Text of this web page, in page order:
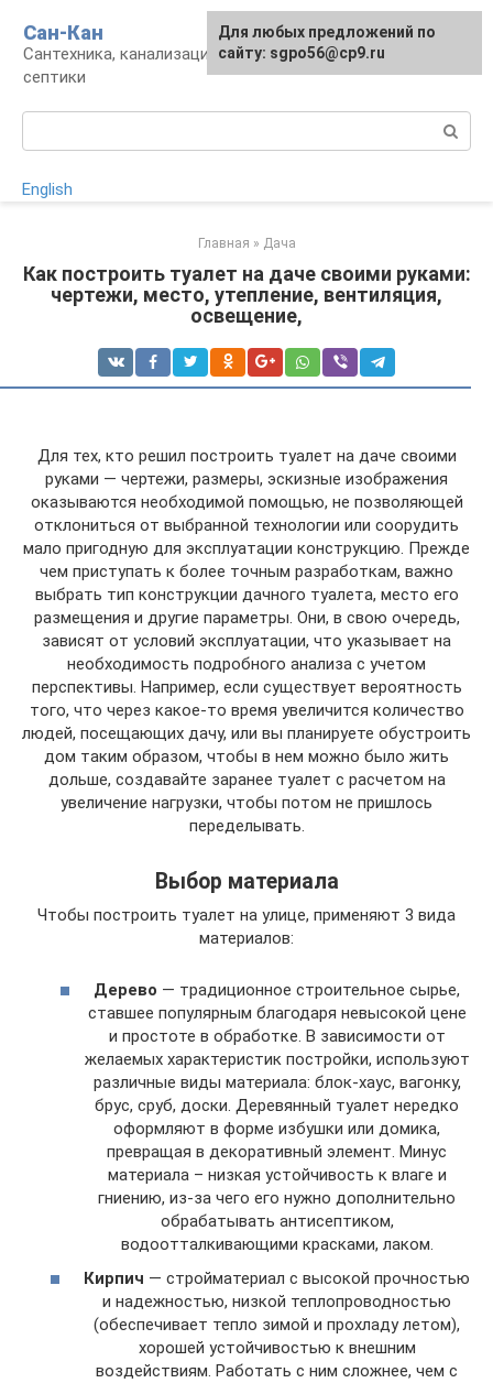
контенту
Сан-Кан
Сантехника, канализация, водопровод,
септики
English
Главная » Дача
Как построить туалет на даче своими руками:
чертежи, место, утепление, вентиляция,
освещение,
Для тех, кто решил построить туалет на даче своими
руками — чертежи, размеры, эскизные изображения
оказываются необходимой помощью, не позволяющей
отклониться от выбранной технологии или соорудить
мало пригодную для эксплуатации конструкцию. Прежде
чем приступать к более точным разработкам, важно
выбрать тип конструкции дачного туалета, место его
размещения и другие параметры. Они, в свою очередь,
зависят от условий эксплуатации, что указывает на
необходимость подробного анализа с учетом
перспективы. Например, если существует вероятность
того, что через какое-то время увеличится количество
людей, посещающих дачу, или вы планируете обустроить
дом таким образом, чтобы в нем можно было жить
дольше, создавайте заранее туалет с расчетом на
увеличение нагрузки, чтобы потом не пришлось
переделывать.
Выбор материала
Чтобы построить туалет на улице, применяют 3 вида
материалов:
Дерево — традиционное строительное сырье,
ставшее популярным благодаря невысокой цене
и простоте в обработке. В зависимости от
желаемых характеристик постройки, используют
различные виды материала: блок-хаус, вагонку,
брус, сруб, доски. Деревянный туалет нередко
оформляют в форме избушки или домика,
превращая в декоративный элемент. Минус
материала – низкая устойчивость к влаге и
гниению, из-за чего его нужно дополнительно
обрабатывать антисептиком,
водоотталкивающими красками, лаком.
Кирпич — стройматериал с высокой прочностью
и надежностью, низкой теплопроводностью
(обеспечивает тепло зимой и прохладу летом),
хорошей устойчивостью к внешним
воздействиям. Работать с ним сложнее, чем с
Для любых предложений по
сайту: sgpo56@cp9.ru